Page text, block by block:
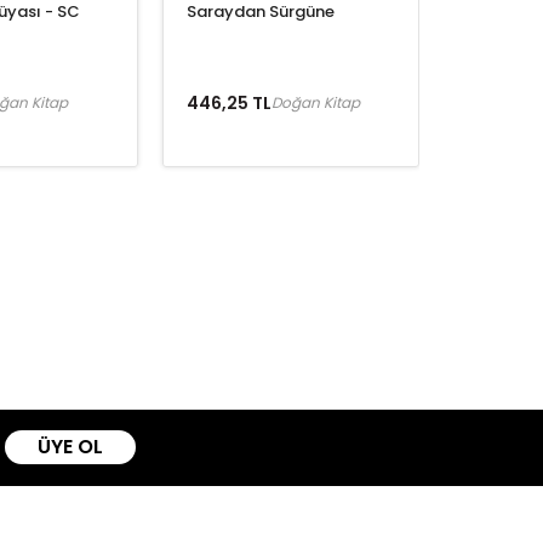
- SC
Kitap
Saraydan Sürgüne
446,25 TLDoğan Kitap
ÜYE OL